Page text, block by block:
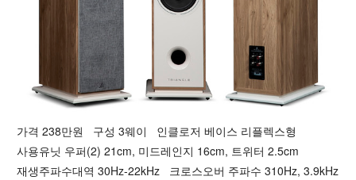
가격 238만원 구성 3웨이 인클로저 베이스 리플렉스형
사용유닛 우퍼(2) 21cm, 미드레인지 16cm, 트위터 2.5cm
재생주파수대역 30Hz-22kHz 크로스오버 주파수 310Hz, 3.9kHz